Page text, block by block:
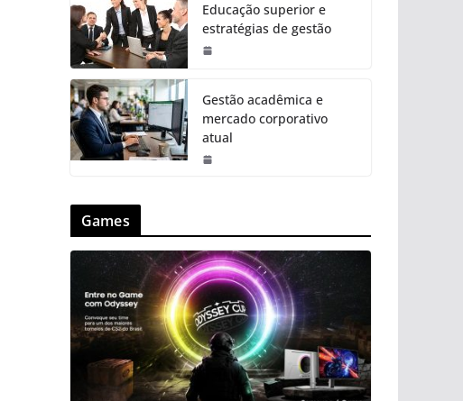
Educação superior e
estratégias de gestão
Gestão acadêmica e
mercado corporativo
atual
Games